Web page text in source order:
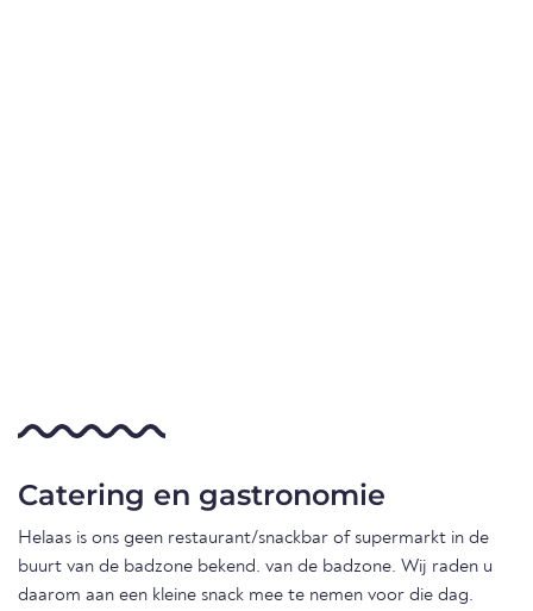
Catering en gastronomie
Helaas is ons geen restaurant/snackbar of supermarkt in de
buurt van de badzone bekend. van de badzone. Wij raden u
daarom aan een kleine snack mee te nemen voor die dag.